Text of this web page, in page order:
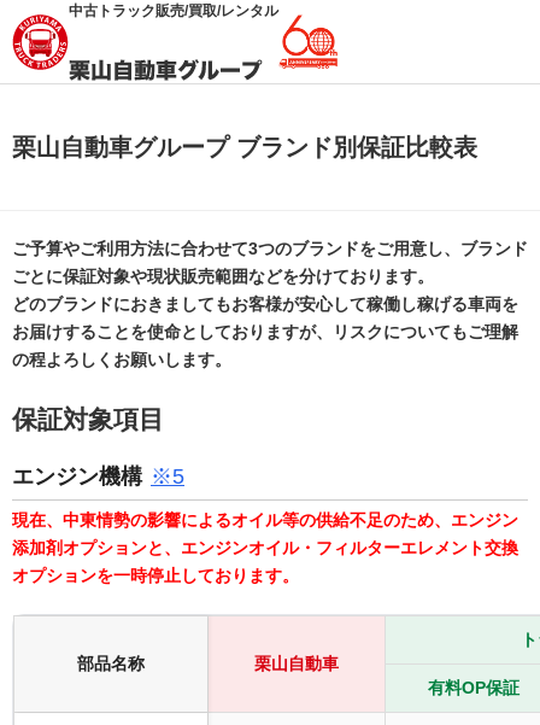
中古トラック販売/買取/レンタル
栗山自動車グループ ブランド別保証比較表
ご予算やご利用方法に合わせて3つのブランドをご用意し、ブランド
ごとに保証対象や現状販売範囲などを分けております。
どのブランドにおきましてもお客様が安心して稼働し稼げる車両を
お届けすることを使命としておりますが、リスクについてもご理解
の程よろしくお願いします。
保証対象項目
エンジン機構 ※5
現在、中東情勢の影響によるオイル等の供給不足のため、エンジン
添加剤オプションと、エンジンオイル・フィルターエレメント交換
オプションを一時停止しております。
部品名称 栗山自動車
有料OP保証